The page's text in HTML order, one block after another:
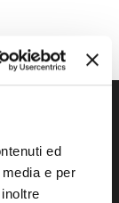
ed
e per